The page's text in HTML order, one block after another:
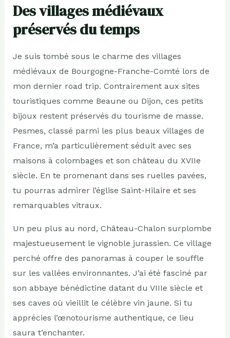
Des villages médiévaux
préservés du temps
Je suis tombé sous le charme des villages
médiévaux de Bourgogne-Franche-Comté lors de
mon dernier road trip. Contrairement aux sites
touristiques comme Beaune ou Dijon, ces petits
bijoux restent préservés du tourisme de masse.
Pesmes, classé parmi les plus beaux villages de
France, m’a particulièrement séduit avec ses
maisons à colombages et son château du XVIIe
siècle. En te promenant dans ses ruelles pavées,
tu pourras admirer l’église Saint-Hilaire et ses
remarquables vitraux.
Un peu plus au nord, Château-Chalon surplombe
majestueusement le vignoble jurassien. Ce village
perché offre des panoramas à couper le souffle
sur les vallées environnantes. J’ai été fasciné par
son abbaye bénédictine datant du VIIIe siècle et
ses caves où vieillit le célèbre vin jaune. Si tu
apprécies l’œnotourisme authentique, ce lieu
saura t’enchanter.